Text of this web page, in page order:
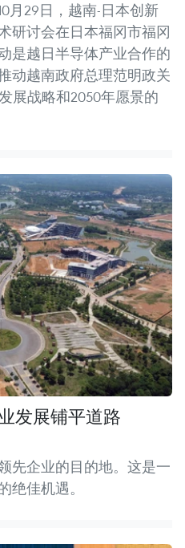
月29日，越南-日本创新
研讨会在日本福冈市福冈
是越日半导体产业合作的
动越南政府总理范明政关
展战略和2050年愿景的
发展铺平道路
先企业的目的地。这是一
绝佳机遇。